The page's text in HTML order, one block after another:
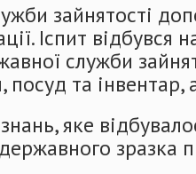
зайнятості
Іспит
служби
та інвентар,
яке
зразка